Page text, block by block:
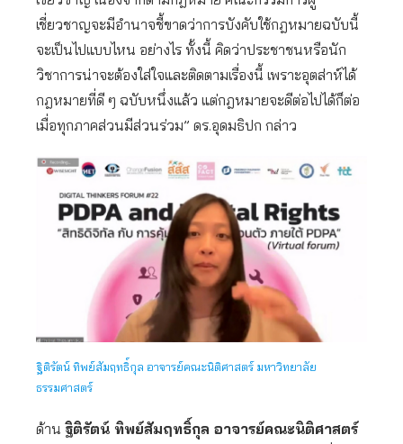
เชี่ยวชาญจะมีอำนาจชี้ขาดว่าการบังคับใช้กฎหมายฉบับนี้
จะเป็นไปแบบไหน อย่างไร ทั้งนี้ คิดว่าประชาชนหรือนัก
วิชาการน่าจะต้องใส่ใจและติดตามเรื่องนี้ เพราะอุตส่าห์ได้
กฎหมายที่ดี ๆ ฉบับหนึ่งแล้ว แต่กฎหมายจะดีต่อไปได้ก็ต่อ
เมื่อทุกภาคส่วนมีส่วนร่วม” ดร.อุดมธิปก กล่าว
ฐิติรัตน์ ทิพย์สัมฤทธิ์กุล อาจารย์คณะนิติศาสตร์ มหาวิทยาลัย
ธรรมศาสตร์
ด้าน ฐิติรัตน์ ทิพย์สัมฤทธิ์กุล อาจารย์คณะนิติศาสตร์